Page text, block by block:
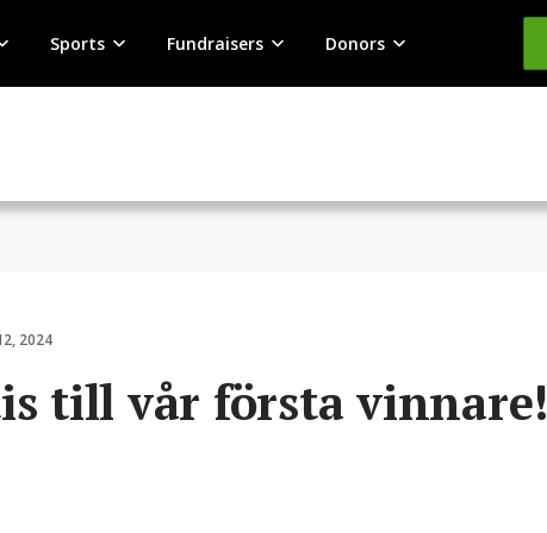
Sports Fundraisers Donors
2024
till vår första vinnare!